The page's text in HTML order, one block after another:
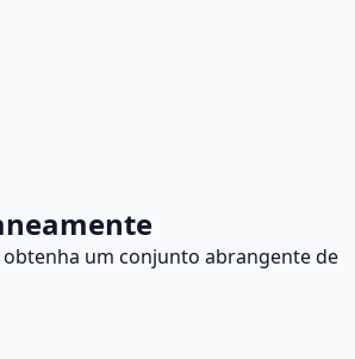
um conjunto abrangente de